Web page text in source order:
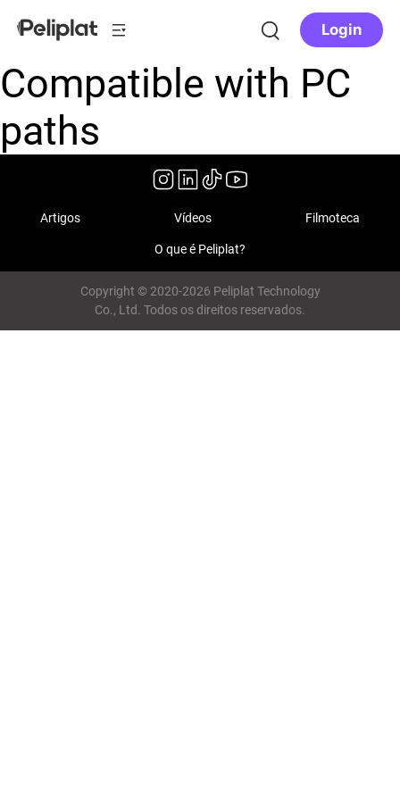
Login
Compatible with PC
paths
Artigos Vídeos Filmoteca
O que é Peliplat?
Copyright © 2020-2026 Peliplat Technology
Co., Ltd. Todos os direitos reservados.